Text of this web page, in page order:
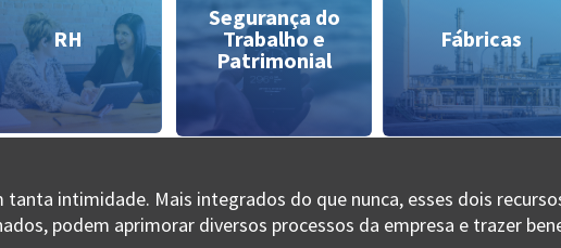
RH
Segurança do
Trabalho e
Patrimonial
Fábricas
tanta intimidade. Mais integrados do que nunca, esses dois
podem aprimorar diversos processos da empresa e trazer